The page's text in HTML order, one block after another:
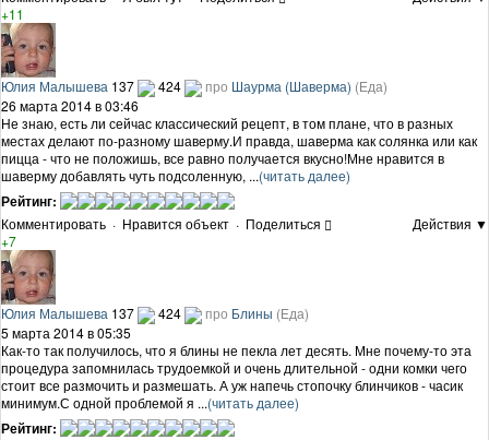
+11
Юлия Малышева 137 424 про Шаурма (Шаверма) (Еда)
26 марта 2014 в 03:46
Не знаю, есть ли сейчас классический рецепт, в том плане, что в разных
местах делают по-разному шаверму.И правда, шаверма как солянка или как
пицца - что не положишь, все равно получается вкусно!Мне нравится в
шаверму добавлять чуть подсоленную, ...(читать далее)
Рейтинг:
Комментировать · Нравится объект · Поделиться
Действия ▼
+7
Юлия Малышева 137 424 про Блины (Еда)
5 марта 2014 в 05:35
Как-то так получилось, что я блины не пекла лет десять. Мне почему-то эта
процедура запомнилась трудоемкой и очень длительной - одни комки чего
стоит все размочить и размешать. А уж напечь стопочку блинчиков - часик
минимум.С одной проблемой я ...(читать далее)
Рейтинг: